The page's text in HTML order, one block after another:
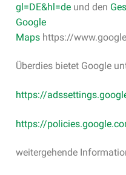
gl=DE&hl=de und den
Google
Maps https://
Überdies bietet Google
https://
https://
weitergehende